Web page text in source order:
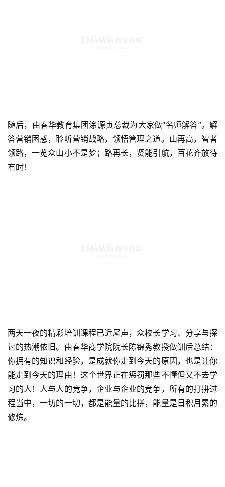
随后，由春华教育集团涂源贞总裁为大家做“名师解答”。解
答营销困惑，聆听营销战略，领悟管理之道。山再高，智者
领路，一览众山小不是梦；路再长，贤能引航，百花齐放待
有时！
两天一夜的精彩培训课程已近尾声，众校长学习、分享与探
讨的热潮依旧。由春华商学院院长陈锦秀教授做训后总结：
你拥有的知识和经验，是成就你走到今天的原因，也是让你
能走到今天的理由！这个世界正在惩罚那些不懂但又不去学
习的人！人与人的竞争，企业与企业的竞争，所有的打拼过
程当中，一切的一切，都是能量的比拼，能量是日积月累的
修炼。